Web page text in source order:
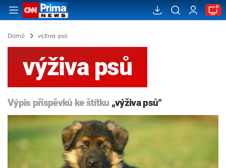
Domů výživa psů
výživa psů
Výpis příspěvků ke štítku „výživa psů“